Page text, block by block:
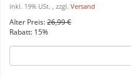
inkl. 19% USt. , zzgl. Versand
Alter Preis:26,99 €
Rabatt: 15%